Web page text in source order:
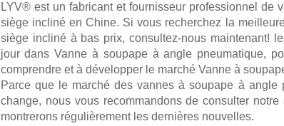
LYV® est un fabricant et fournisseur professionnel de
siège incliné en Chine. Si vous recherchez la
siège incliné à bas prix, consultez-nous maintenant!
jour dans Vanne à soupape à angle pneumatique,
comprendre et à développer le marché Vanne à
Parce que le marché des vannes à soupape à angle
change, nous vous recommandons de consulter
montrerons régulièrement les dernières nouvelles.